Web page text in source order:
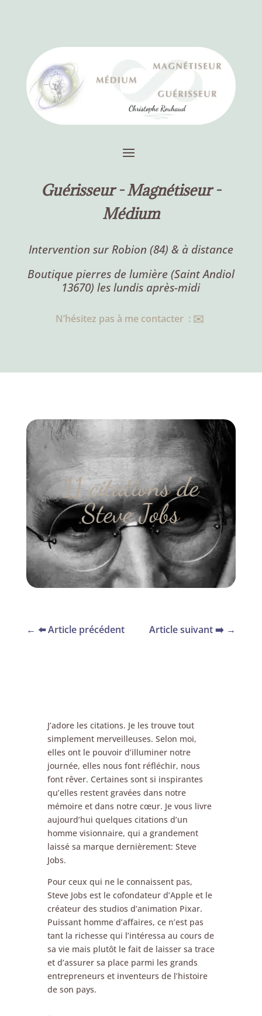
Guérisseur -Magnétiseur -
Médium
Intervention sur Robion (84) & à distance
Boutique pierres de lumière (Saint Andiol
13670) les lundis après-midi
N’hésitez pas à me contacter : ✉️
11 citations de
Steve Jobs
← ⬅️ Article précédent Article suivant ➡️ →
J’adore les citations. Je les trouve tout
simplement merveilleuses. Selon moi,
elles ont le pouvoir d’illuminer notre
journée, elles nous font réfléchir, nous
font rêver. Certaines sont si inspirantes
qu’elles restent gravées dans notre
mémoire et dans notre cœur. Je vous livre
aujourd’hui quelques citations d’un
homme visionnaire, qui a grandement
laissé sa marque dernièrement: Steve
Jobs.
Pour ceux qui ne le connaissent pas,
Steve Jobs est le cofondateur d’Apple et le
créateur des studios d’animation Pixar.
Puissant homme d’affaires, ce n’est pas
tant la richesse qui l’intéressa au cours de
sa vie mais plutôt le fait de laisser sa trace
et d’assurer sa place parmi les grands
entrepreneurs et inventeurs de l’histoire
de son pays.